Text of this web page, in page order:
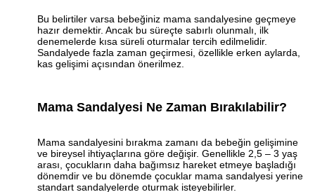
Bu belirtiler varsa bebeğiniz mama sandalyesine geçmeye
hazır demektir. Ancak bu süreçte sabırlı olunmalı, ilk
denemelerde kısa süreli oturmalar tercih edilmelidir.
Sandalyede fazla zaman geçirmesi, özellikle erken aylarda,
kas gelişimi açısından önerilmez.
Mama Sandalyesi Ne Zaman Bırakılabilir?
Mama sandalyesini bırakma zamanı da bebeğin gelişimine
ve bireysel ihtiyaçlarına göre değişir. Genellikle 2,5 – 3 yaş
arası, çocukların daha bağımsız hareket etmeye başladığı
dönemdir ve bu dönemde çocuklar mama sandalyesi yerine
standart sandalyelerde oturmak isteyebilirler.